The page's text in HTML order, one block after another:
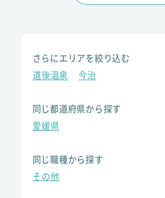
さらにエリアを絞り込む
道後温泉
今治
同じ都道府県から探す
愛媛県
同じ職種から探す
その他